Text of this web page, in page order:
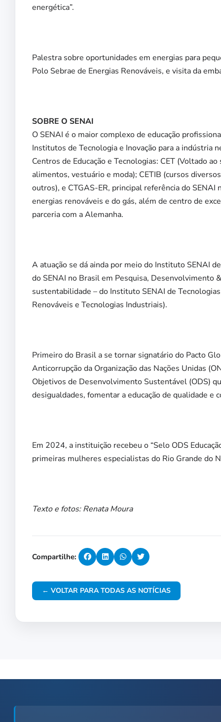
energética”.
Palestra sobre oportunidades em energias para
Polo Sebrae de Energias Renováveis, e visita da
SOBRE O SENAI
O SENAI é o maior complexo de educação
Institutos de Tecnologia e Inovação para a indústria
Centros de Educação e Tecnologias: CET (Voltado
alimentos, vestuário e moda); CETIB (cursos
outros), e CTGAS-ER, principal referência do
energias renováveis e do gás, além de centro de
parceria com a Alemanha.
A atuação se dá ainda por meio do Instituto SENAI
do SENAI no Brasil em Pesquisa, Desenvolvimento
sustentabilidade – do Instituto SENAI de
Renováveis e Tecnologias Industriais).
Primeiro do Brasil a se tornar signatário do Pacto
Anticorrupção da Organização das Nações Unidas
Objetivos de Desenvolvimento Sustentável (ODS)
desigualdades, fomentar a educação de qualidade e
Em 2024, a instituição recebeu o “Selo ODS
primeiras mulheres especialistas do Rio Grande do
Texto e fotos: Renata Moura
Compartilhe:
← VOLTAR PARA TODAS AS NOTÍCIAS